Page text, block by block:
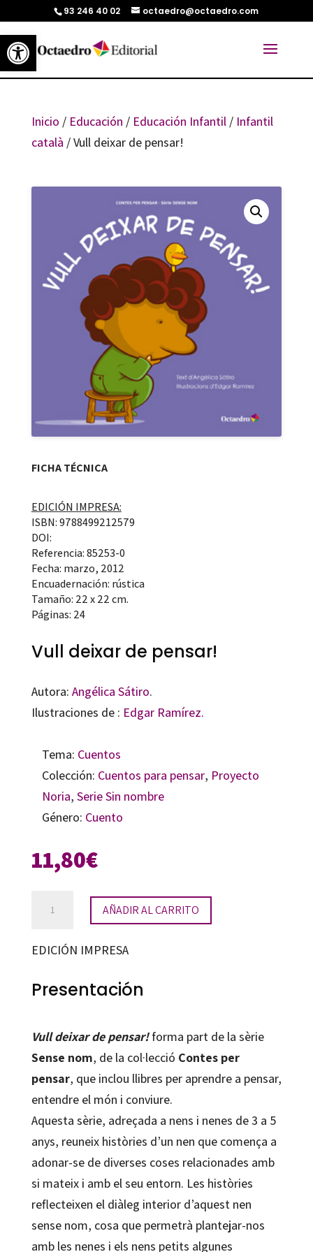
Abrir barra de herramientas
93 246 40 02 octaedro@octaedro.com
Inicio / Educación / Educación Infantil/ Infantil
català / Vull deixar de pensar!
FICHA TÉCNICA
EDICIÓN IMPRESA:
ISBN: 9788499212579
DOI:
Referencia: 85253-0
Fecha: marzo, 2012
Encuadernación: rústica
Tamaño: 22 x 22 cm.
Páginas: 24
Vull deixar de pensar!
Autora: Angélica Sátiro.
Ilustraciones de : Edgar Ramírez.
Tema: Cuentos
Colección: Cuentos para pensar, Proyecto
Noria, Serie Sin nombre
Género: Cuento
11,80€
de
cantidad
AÑADIR AL CARRITO
EDICIÓN IMPRESA
Presentación
Vull deixar de pensar!forma part de la sèrie
Sense nom, de la col·lecció Contes per
pensar, que inclou llibres per aprendre a pensar,
entendre el món i conviure.
Aquesta sèrie, adreçada a nens i nenes de 3 a 5
anys, reuneix històries d’un nen que comença a
adonar-se de diverses coses relacionades amb
si mateix i amb el seu entorn. Les històries
reflecteixen el diàleg interior d’aquest nen
sense nom, cosa que permetrà plantejar-nos
amb les nenes i els nens petits algunes